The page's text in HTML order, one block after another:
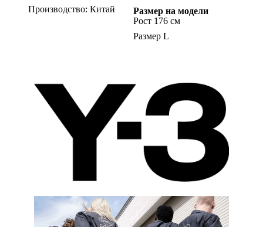
Производство: Китай
Размер на модели
Рост 176 см
Размер L